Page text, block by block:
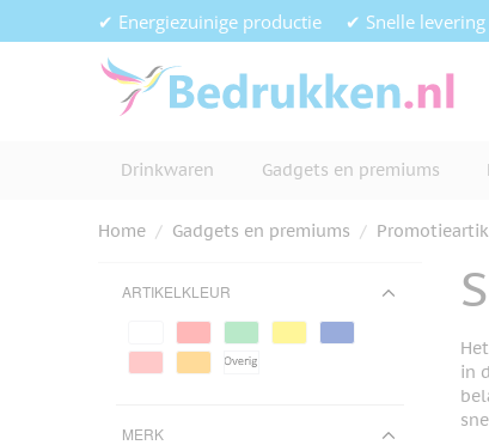
Ga naar de inhoud✔ Energiezuinige productie ✔ Snelle levering
Drinkwaren Gadgets en premiums
Home / Gadgets en premiums /
in
ARTIKELKLEUR
MERK